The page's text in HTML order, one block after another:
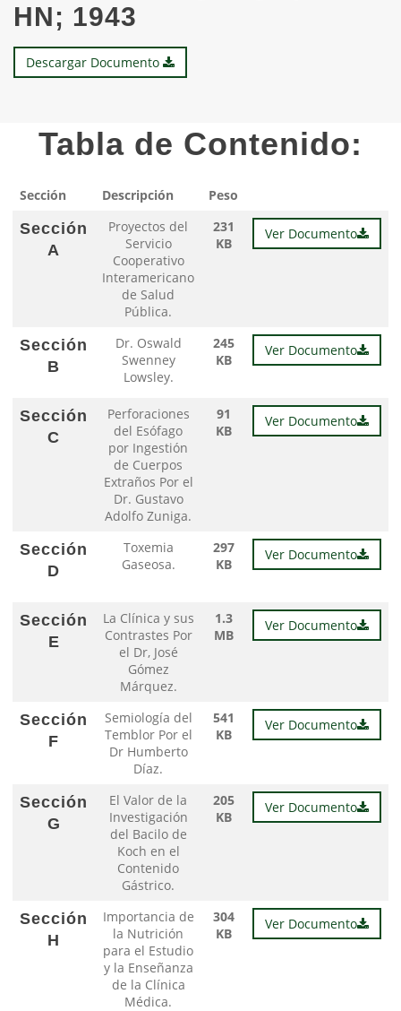
HN; 1943
Descargar Documento
Tabla de Contenido:
Sección Descripción Peso
Sección
A
Proyectos del
Servicio
Cooperativo
Interamericano
de Salud
Pública.
231
KB
Ver Documento
Sección
B
Dr. Oswald
Swenney
Lowsley.
245
KB
Ver Documento
Sección
C
Perforaciones
del Esófago
por Ingestión
de Cuerpos
Extraños Por el
Dr. Gustavo
Adolfo Zuniga.
91
KB
Ver Documento
Sección
D
Toxemia
Gaseosa.
297
KB
Ver Documento
Sección
E
La Clínica y sus
Contrastes Por
el Dr, José
Gómez
Márquez.
1.3
MB
Ver Documento
Sección
F
Semiología del
Temblor Por el
Dr Humberto
Díaz.
541
KB
Ver Documento
Sección
G
El Valor de la
Investigación
del Bacilo de
Koch en el
Contenido
Gástrico.
205
KB
Ver Documento
Sección
H
Importancia de
la Nutrición
para el Estudio
y la Enseñanza
de la Clínica
Médica.
304
KB
Ver Documento